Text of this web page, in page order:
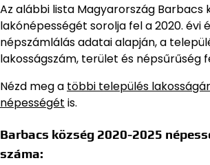
Az alábbi lista Magyarország Barbacs
lakónépességét sorolja fel a 2020. évi
népszámlálás adatai alapján,a
lakosságszám, terület és népsűrűség
Nézd meg a többi település
népességét is.
Barbacs község 2020-2025
száma: